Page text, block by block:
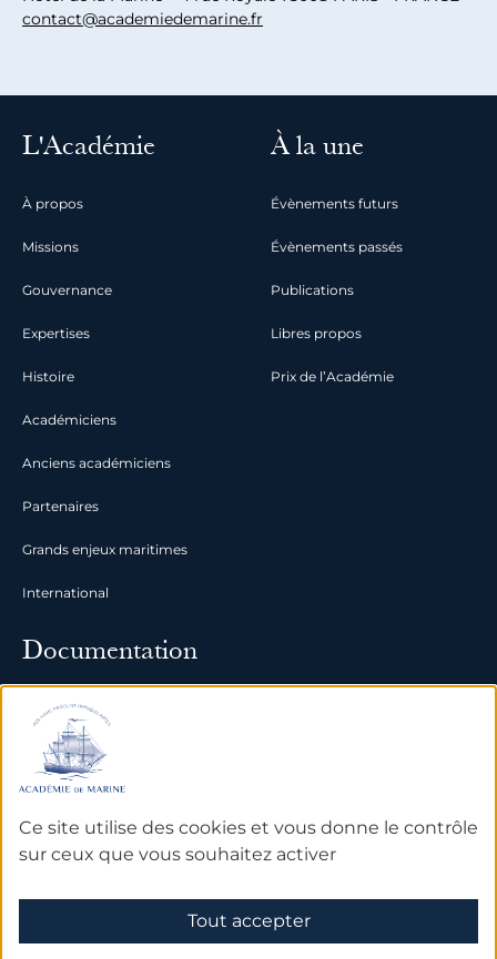
Ce site utilise des cookies et vous donne le contrôle
sur ceux que vous souhaitez activer
Tout accepter
contact@academiedemarine.fr
L'Académie
À propos
Missions
Gouvernance
Expertises
Histoire
Académiciens
Anciens académiciens
Partenaires
Grands enjeux maritimes
International
À la une
Évènements futurs
Évènements passés
Publications
Libres propos
Prix de l’Académie
Documentation
Archives
Bibliothèque et bases de
données